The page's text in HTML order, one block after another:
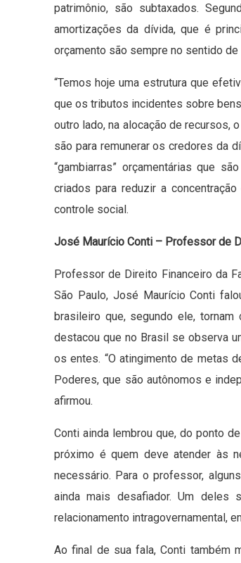
patrimônio, são subtaxados.
amortizações da dívida, que é
orçamento são sempre no sentido
“Temos hoje uma estrutura que
que os tributos incidentes sobre
outro lado, na alocação de recursos,
são para remunerar os credores da
“gambiarras” orçamentárias que
criados para reduzir a
controle social.
José Maurício Conti – Professor de
Professor de Direito Financeiro da
São Paulo, José Maurício Conti
brasileiro que, segundo ele,
destacou que no Brasil se observa
os entes. “O atingimento de metas
Poderes, que são autônomos e
afirmou.
Conti ainda lembrou que, do ponto
próximo é quem deve atender às
necessário. Para o professor,
ainda mais desafiador. Um deles
relacionamento intragovernamental,
Ao final de sua fala, Conti também